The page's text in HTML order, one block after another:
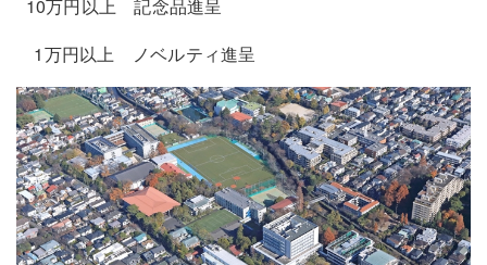
10万円以上 記念品進呈
1万円以上 ノベルティ進呈